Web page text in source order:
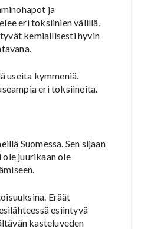
ja
eri toksiinien välillä,
kemiallisesti hyvin
useita kymmeniä.
eri toksiineita.
Suomessa. Sen sijaan
juurikaan ole
Eräät
esiintyvä
kasteluveden